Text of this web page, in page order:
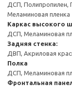
ДСП, Полипропилен,
Меламиновая пленка
Каркас высокого
ДСП, Меламиновая
Задняя стенка:
ДВП, Акриловая
Полка
ДСП, Меламиновая
Фронтальная